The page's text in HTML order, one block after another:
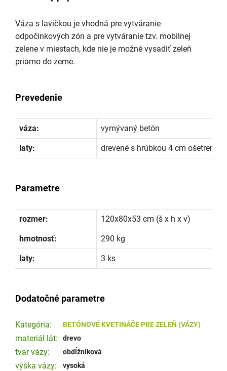
Váza s lavičkou je vhodná pre vytváranie
odpočinkových zón a pre vytváranie tzv. mobilnej
zelene v miestach, kde nie je možné vysadiť zeleň
priamo do zeme.
Prevedenie
váza: vymývaný betón
laty: drevené s hrúbkou 4 cm ošetrené
Parametre
rozmer: 120x80x53 cm (š x h x v)
hmotnosť: 290 kg
laty: 3 ks
Dodatočné parametre
Kategória: BETÓNOVÉ KVETINÁČE PRE ZELEŇ (VÁZY)
materiál lát: drevo
tvar vázy: obdĺžniková
výška vázy: vysoká